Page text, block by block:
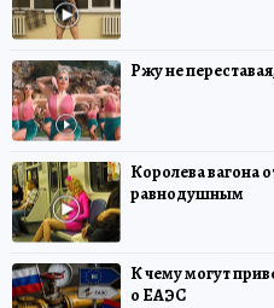
Ржу не
Королева вагона
равнодушным
К чему могут
о ЕАЭС